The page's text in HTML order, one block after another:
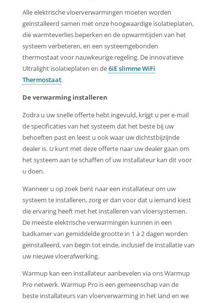
Alle elektrische vloerverwarmingen moeten worden
geïnstalleerd samen met onze hoogwaardige isolatieplaten,
die warmteverlies beperken en de opwarmtijden van het
systeem verbeteren, en een systeemgebonden
thermostaat voor nauwkeurige regeling. De innovatieve
Ultralight isolatieplaten en de6iE slimme WiFi
Thermostaat.
De verwarming installeren
Zodra u uw snelle offerte hebt ingevuld, krijgt u per e-mail
de specificaties van het systeem dat het beste bij uw
behoeften past en leest u ook waar uw dichtstbijzijnde
dealer is. U kunt met deze offerte naar uw dealer gaan om
het systeem aan te schaffen of uw installateur kan dit voor
u doen.
Wanneer u op zoek bent naar een installateur om uw
systeem te installeren, zorg er dan voor dat u iemand kiest
die ervaring heeft met het installeren van vloersystemen.
De meeste elektrische verwarmingen kunnen in een
badkamer van gemiddelde grootte in 1 à 2 dagen worden
geïnstalleerd, van begin tot einde, inclusief de installatie van
uw nieuwe vloerafwerking.
Warmup kan een installateur aanbevelen via ons Warmup
Pro netwerk. Warmup Pro is een gemeenschap van de
beste installateurs van vloerverwarming in het land en we